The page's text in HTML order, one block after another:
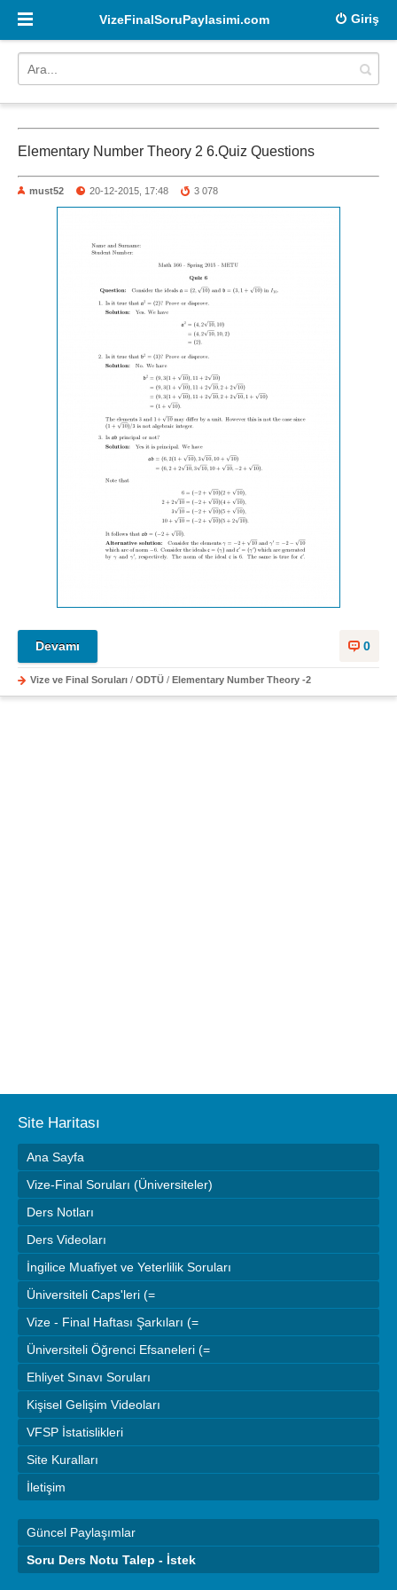
Giriş
VizeFinalSoruPaylasimi.com
Elementary Number Theory 2 6.Quiz Questions
must52 20-12-2015, 17:48 3 078
0
Devamı
Vize ve Final Soruları / ODTÜ / Elementary Number Theory -2
Site Haritası
Ana Sayfa
Vize-Final Soruları (Üniversiteler)
Ders Notları
Ders Videoları
İngilice Muafiyet ve Yeterlilik Soruları
Üniversiteli Caps'leri (=
Vize - Final Haftası Şarkıları (=
Üniversiteli Öğrenci Efsaneleri (=
Ehliyet Sınavı Soruları
Kişisel Gelişim Videoları
VFSP İstatislikleri
Site Kuralları
İletişim
Güncel Paylaşımlar
Soru Ders Notu Talep - İstek